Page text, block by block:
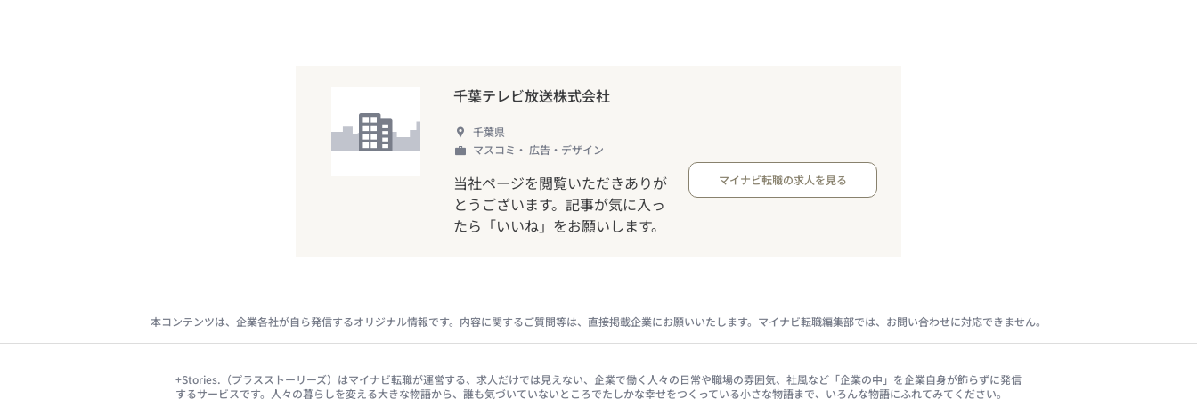
千葉テレビ放送株式会社
千葉県
マスコミ・ 広告・デザイン
当社ページを閲覧いただきありが
とうございます。記事が気に入っ
たら「いいね」をお願いします。
マイナビ転職の求人を見る
本コンテンツは、企業各社が自ら発信するオリジナル情報です。内容に関するご質問等は、直接掲載企業にお願いいたします。マイナビ転職編集部では、お問い合わせに対応できません。
+Stories.（プラスストーリーズ）はマイナビ転職が運営する、求人だけでは見えない、企業で働く人々の日常や職場の雰囲気、社風など「企業の中」を企業自身が飾らずに発信
するサービスです。人々の暮らしを変える大きな物語から、誰も気づいていないところでたしかな幸せをつくっている小さな物語まで、いろんな物語にふれてみてください。